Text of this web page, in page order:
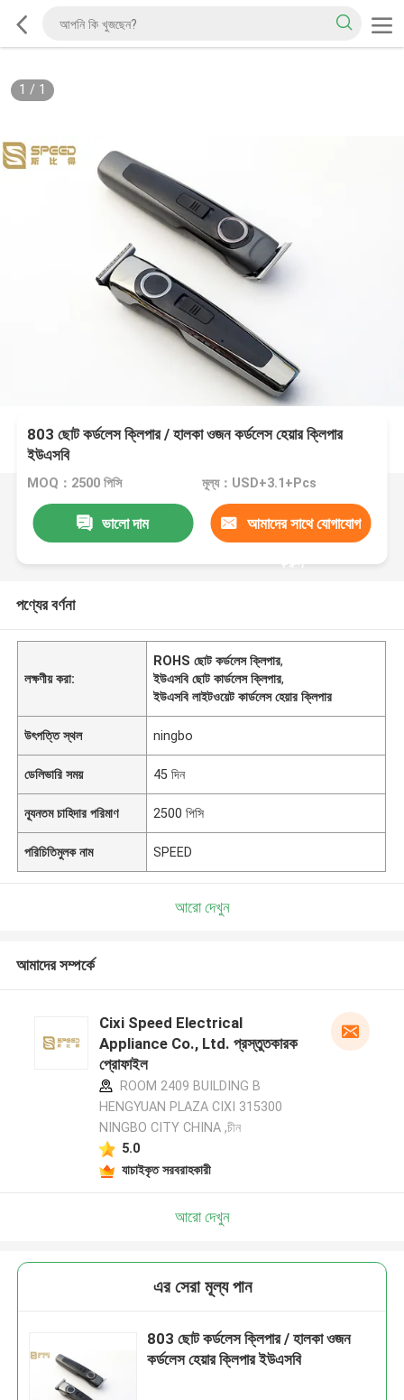
1 / 1
803 ছোট কর্ডলেস ক্লিপার / হালকা ওজন কর্ডলেস হেয়ার ক্লিপার
ইউএসবি
MOQ：2500 পিসি মূল্য：USD+3.1+Pcs
ভালো দাম আমাদের সাথে যোগাযোগ
করুন
পণ্যের বর্ণনা
লক্ষণীয় করা:
ROHS ছোট কর্ডলেস ক্লিপার,
ইউএসবি ছোট কার্ডলেস ক্লিপার,
ইউএসবি লাইটওয়েট কার্ডলেস হেয়ার ক্লিপার
উৎপত্তি স্থল ningbo
ডেলিভারি সময় 45 দিন
ন্যূনতম চাহিদার পরিমাণ 2500 পিসি
পরিচিতিমুলক নাম SPEED
আরো দেখুন
আমাদের সম্পর্কে
Cixi Speed Electrical
Appliance Co., Ltd. প্রস্তুতকারক
প্রোফাইল
ROOM 2409 BUILDING B
HENGYUAN PLAZA CIXI 315300
NINGBO CITY CHINA ,চীন
5.0
যাচাইকৃত সরবরাহকারী
আরো দেখুন
এর সেরা মূল্য পান
803 ছোট কর্ডলেস ক্লিপার / হালকা ওজন
কর্ডলেস হেয়ার ক্লিপার ইউএসবি